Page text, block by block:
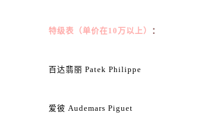
特级表（单价在10万以上） ：
百达翡丽 Patek Philippe
爱彼 Audemars Piguet